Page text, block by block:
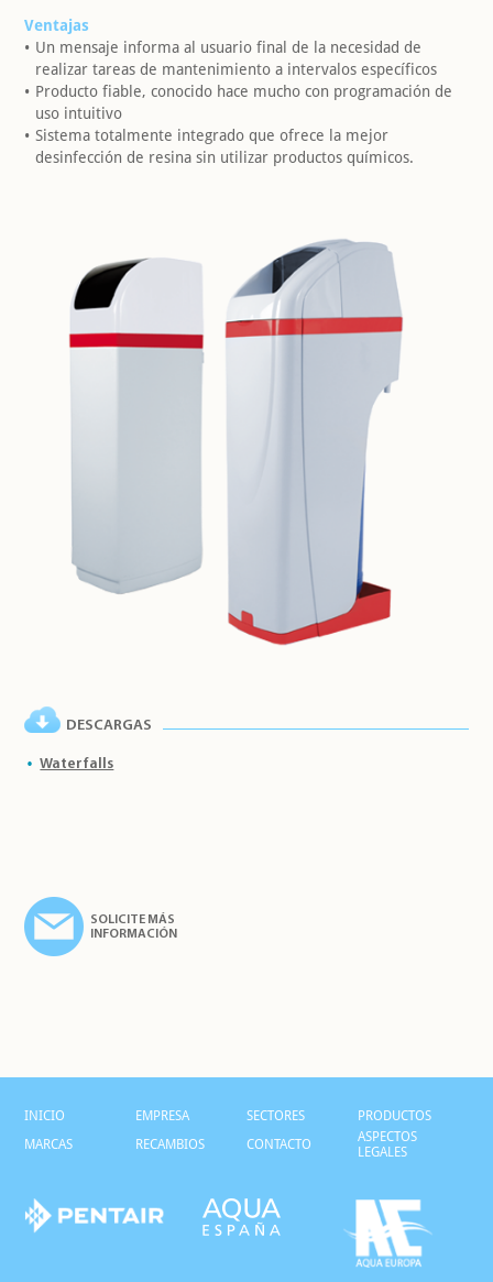
Ventajas
Un mensaje informa al usuario final de la necesidad de
realizar tareas de mantenimiento a intervalos específicos
Producto fiable, conocido hace mucho con programación de
uso intuitivo
Sistema totalmente integrado que ofrece la mejor
desinfección de resina sin utilizar productos químicos.
DESCARGAS
Waterfalls
SOLICITE MÁS
INFORMACIÓN
INICIO EMPRESA SECTORES
PRODUCTOS
MARCAS
RECAMBIOS CONTACTO
ASPECTOS
LEGALES